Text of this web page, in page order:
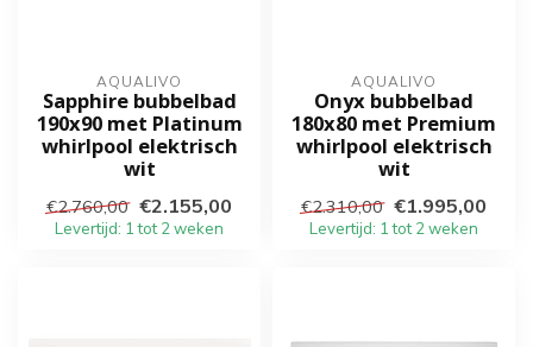
AQUALIVO
Sapphire bubbelbad
190x90 met Platinum
whirlpool elektrisch
wit
€2.760,00 €2.155,00
Levertijd: 1 tot 2 weken
AQUALIVO
Onyx bubbelbad
180x80 met Premium
whirlpool elektrisch
wit
€2.310,00 €1.995,00
Levertijd: 1 tot 2 weken